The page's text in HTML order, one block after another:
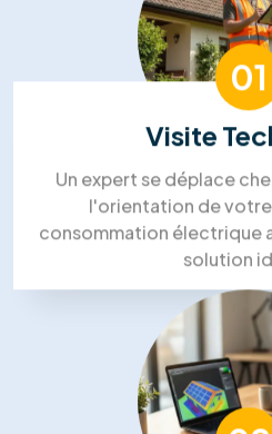
Nous avons
Group pour un
“Isolation des combles,
PAC. Ils ont coordonné
ce qui a été un vrai
projet était très
investissement, mais
pour les
Zoe
Steven